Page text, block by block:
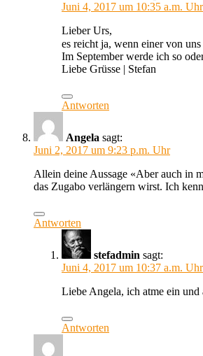
Juni 4, 2017 um 10:35 a.m. Uhr
Lieber Urs,
es reicht ja, wenn einer von
Im September werde ich so
Liebe Grüsse | Stefan
Antworten
Angela sagt:
Juni 2, 2017 um 9:23 p.m. Uhr
Allein deine Aussage «Aber auch in
das Zugabo verlängern wirst. Ich
Antworten
stefadmin sagt:
Juni 4, 2017 um 10:37 a.m. Uhr
Liebe Angela, ich atme ein
Antworten